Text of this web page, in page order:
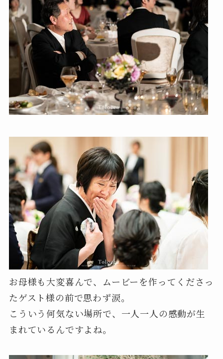
お母様も大変喜んで、ムービーを作ってくださっ
たゲスト様の前で思わず涙。
こういう何気ない場所で、一人一人の感動が生
まれているんですよね。